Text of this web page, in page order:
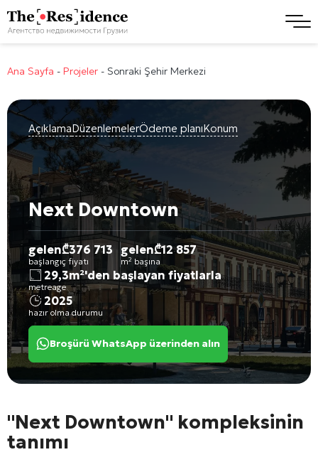
Ana Sayfa - Projeler - Sonraki Şehir Merkezi
AçıklamaDüzenlemelerÖdeme planıKonum
Next Downtown
gelen₾376 713
başlangıç fiyatı
gelen₾12 857
m² başına
29,3m²'den başlayan fiyatlarla
metreage
2025
hazır olma durumu
Broşürü WhatsApp üzerinden alın
"Next Downtown" kompleksinin
tanımı